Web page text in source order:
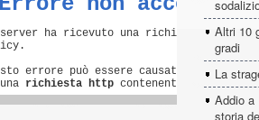
Altri 10
gradi
La
Addio a
storia